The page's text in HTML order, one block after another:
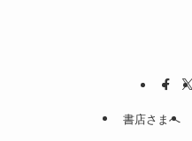
書店さまへ